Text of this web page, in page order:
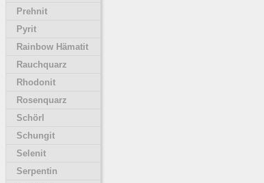
Prehnit
Pyrit
Rainbow Hämatit
Rauchquarz
Rhodonit
Rosenquarz
Schörl
Schungit
Selenit
Serpentin